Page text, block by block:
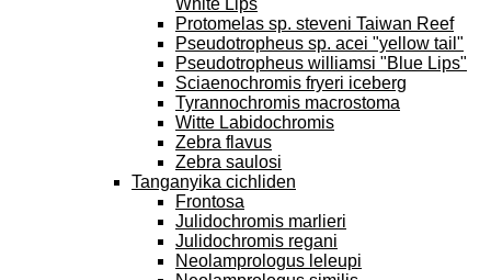
White Lips
Protomelas sp. steveni Taiwan Reef
Pseudotropheus sp. acei "yellow tail"
Pseudotropheus williamsi "Blue Lips"
Sciaenochromis fryeri iceberg
Tyrannochromis macrostoma
Witte Labidochromis
Zebra flavus
Zebra saulosi
Tanganyika cichliden
Frontosa
Julidochromis marlieri
Julidochromis regani
Neolamprologus leleupi